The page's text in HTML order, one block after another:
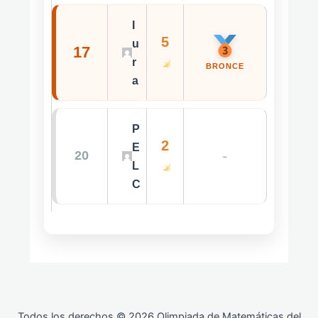
17
I
u
r
a
5
BRONCE
20
P
E
L
C
2
-